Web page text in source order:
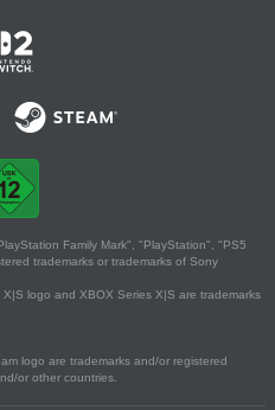
Family Mark", "PlayStation", "PS5
trademarks or trademarks of Sony
logo and XBOX Series X|S are trademarks
logo are trademarks and/or registered
or other countries.